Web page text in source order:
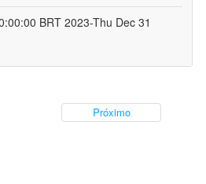
BRT 2023-Thu Dec 31
Próximo